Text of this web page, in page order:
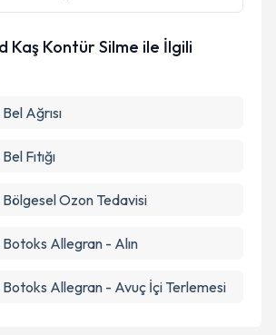
Kaş Kontür Silme ile İlgili
Ağrısı
Fıtığı
Ozon Tedavisi
Allegran - Alın
Botoks Allegran - Avuç İçi Terlemesi